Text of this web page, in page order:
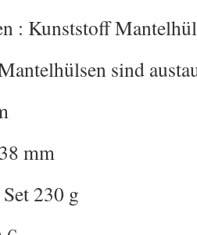
: Kunststoff
sind
mm
230 g